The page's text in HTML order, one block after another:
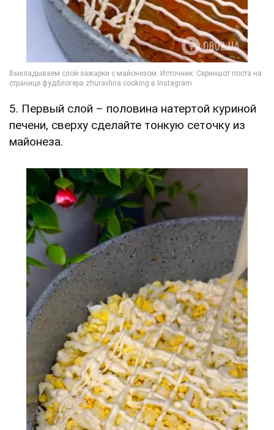
5. Первый слой – половина натертой куриной
печени, сверху сделайте тонкую сеточку из
майонеза.